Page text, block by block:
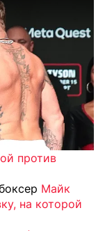
YouTube
против
Майк
на которой